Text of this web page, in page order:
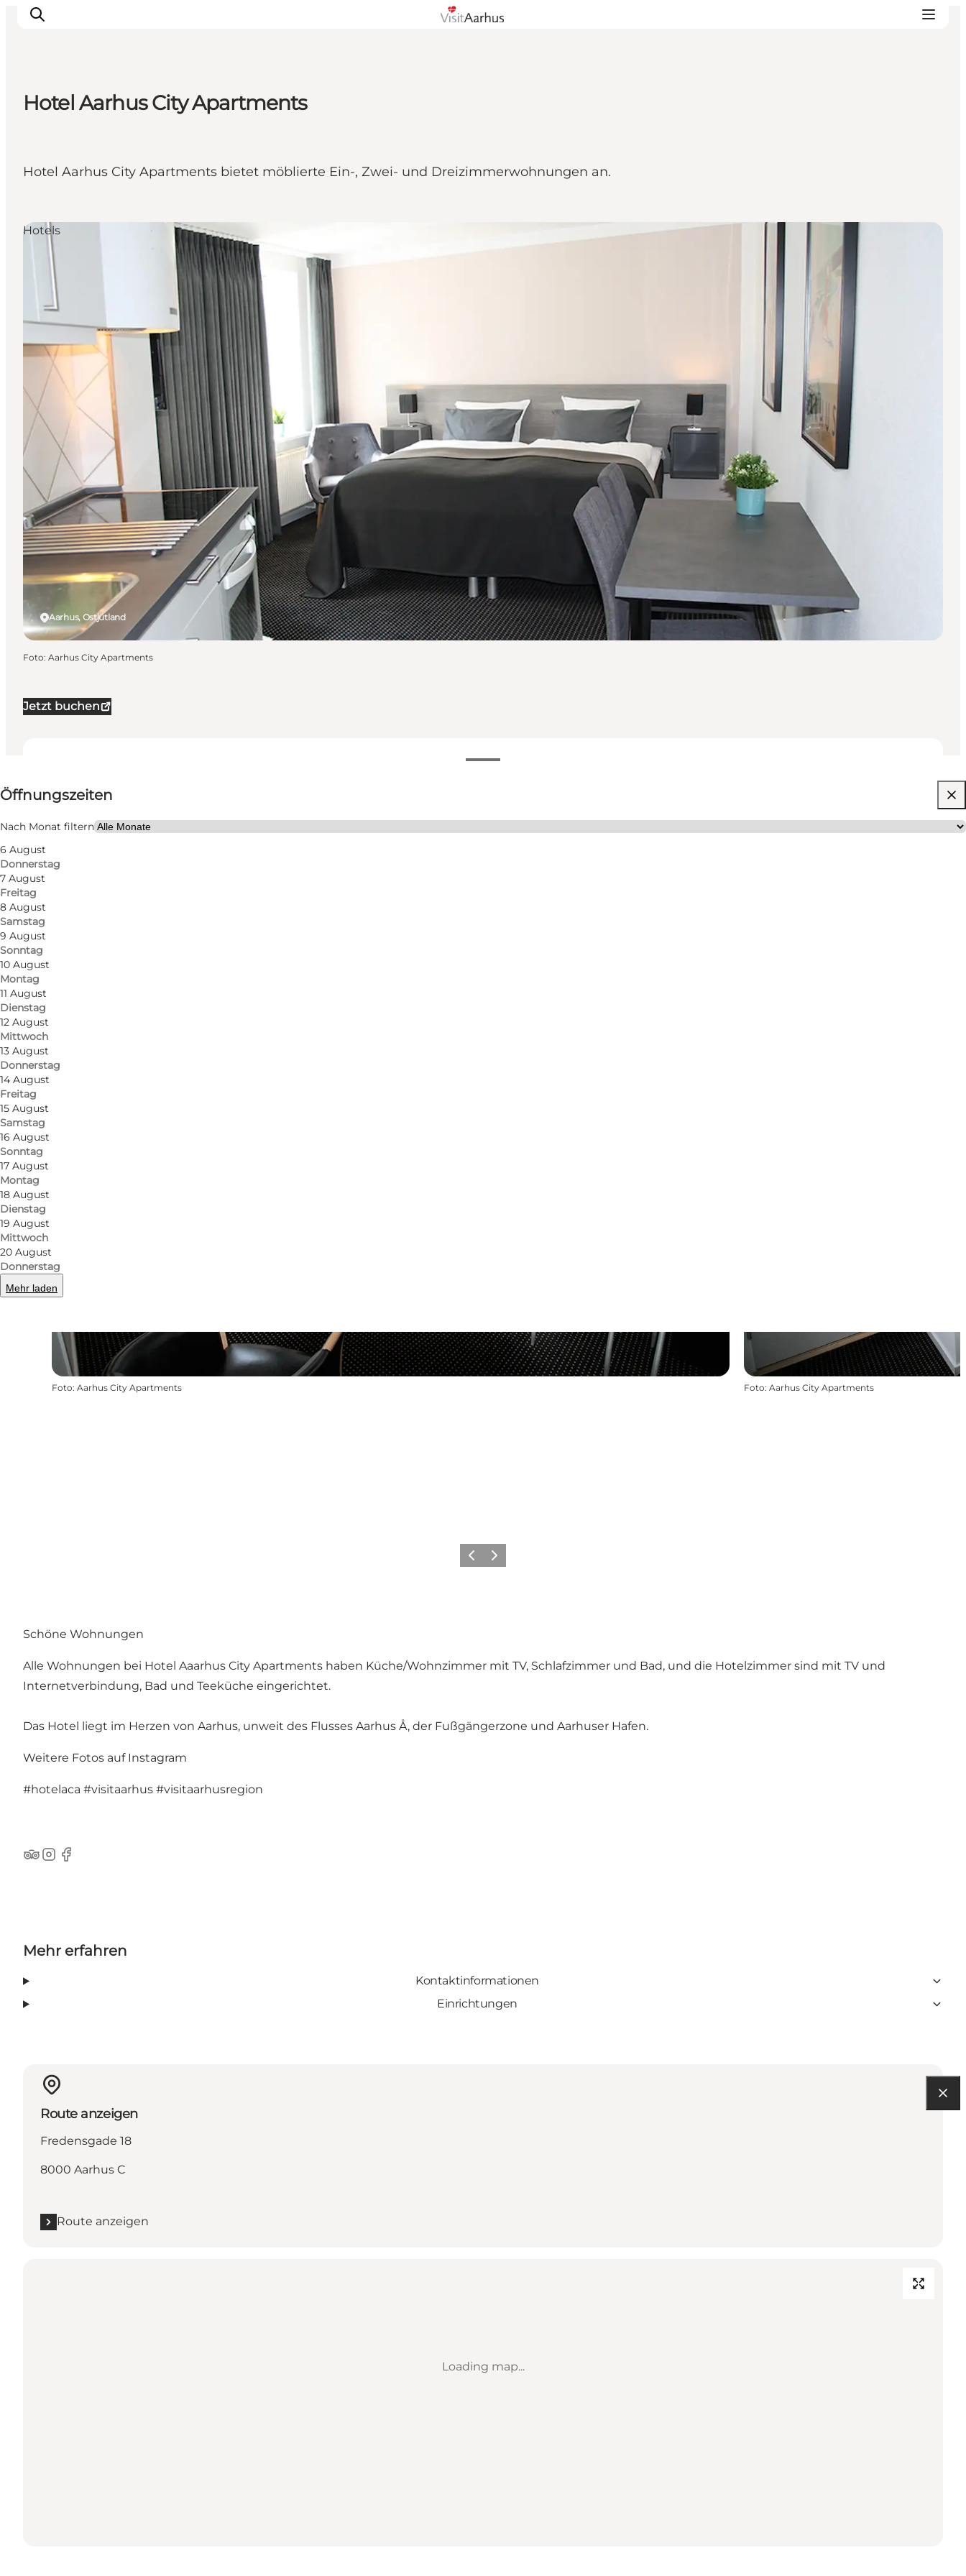
Städte und Regionen
Reiseplanung
Hotel Aarhus City Apartments
Hotel Aarhus City Apartments bietet möblierte Ein-, Zwei- und Dreizimmerwohnungen an.
Jetzt buchen
Öffnungszeiten
Nach Monat filtern
6 August
Donnerstag
7 August
Freitag
8 August
Samstag
9 August
Sonntag
10 August
Montag
11 August
Dienstag
12 August
Mittwoch
13 August
Donnerstag
14 August
Freitag
15 August
Samstag
16 August
Sonntag
17 August
Montag
18 August
Dienstag
19 August
Mittwoch
20 August
Donnerstag
Mehr laden
Website besuchen
Aarhus, Ostjütland
Hotels
Foto: Aarhus City Apartments
Foto: Aarhus City Apartments Foto: Aarhus City Apartments
ZurückWeiter
Schöne Wohnungen
Alle Wohnungen bei Hotel Aaarhus City Apartments haben Küche/Wohnzimmer mit TV, Schlafzimmer und Bad, und die Hotelzimmer sind mit TV und
Internetverbindung, Bad und Teeküche eingerichtet.
Das Hotel liegt im Herzen von Aarhus, unweit des Flusses Aarhus Å, der Fußgängerzone und Aarhuser Hafen.
Weitere Fotos auf Instagram
#hotelaca #visitaarhus #visitaarhusregion
TripAdvisor
Instagram
Facebook
Mehr erfahren
Kontaktinformationen
Einrichtungen
Route anzeigen
Fredensgade 18
8000 Aarhus C
Route anzeigen
Loading map...